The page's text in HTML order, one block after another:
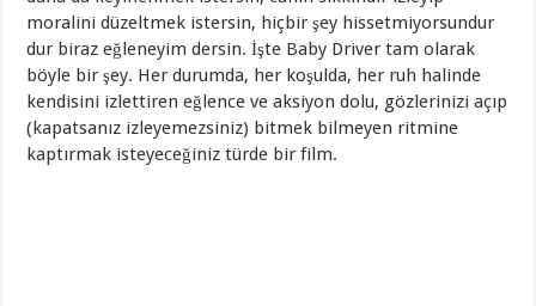
moralini düzeltmek istersin, hiçbir şey hissetmiyorsundur
dur biraz eğleneyim dersin. İşte Baby Driver tam olarak
böyle bir şey. Her durumda, her koşulda, her ruh halinde
kendisini izlettiren eğlence ve aksiyon dolu, gözlerinizi açıp
(kapatsanız izleyemezsiniz) bitmek bilmeyen ritmine
kaptırmak isteyeceğiniz türde bir film.